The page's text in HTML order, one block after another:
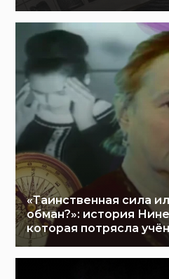
«Таинственная сила
обман?»: история
которая потрясла